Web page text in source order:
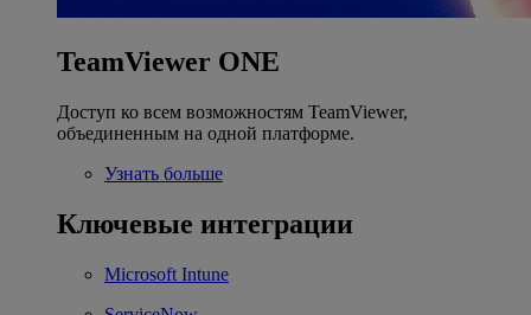
TeamViewer ONE
Доступ ко всем возможностям TeamViewer,
объединенным на одной платформе.
Узнать больше
Ключевые интеграции
Microsoft Intune